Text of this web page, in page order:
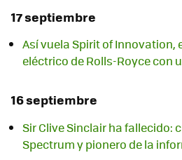
17 septiembre
Así vuela Spirit of Innovation,
eléctrico de Rolls-Royce con
16 septiembre
Sir Clive Sinclair ha fallecido:
Spectrum y pionero de la